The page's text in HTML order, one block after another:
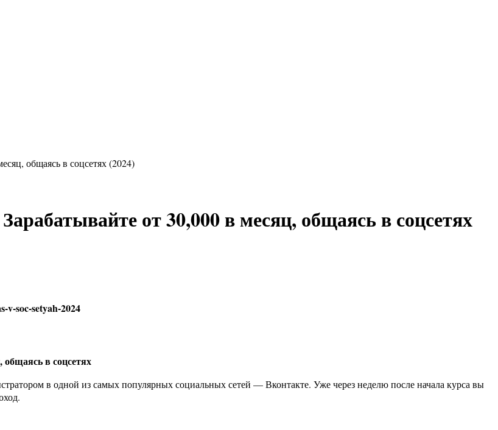
общаясь в соцсетях (2024)
от 30,000 в месяц, общаясь в соцсетях
в соцсетях
в одной из самых популярных социальных сетей — Вконтакте. Уже через неделю после начала курса вы